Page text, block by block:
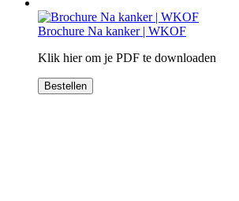
Brochure Na kanker | WKOF
Klik hier om je PDF te downloaden
Bestellen